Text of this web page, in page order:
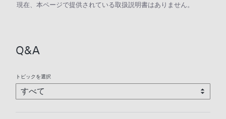
現在、本ページで提供されている取扱説明書はありません。
Q&A
トピックを選択